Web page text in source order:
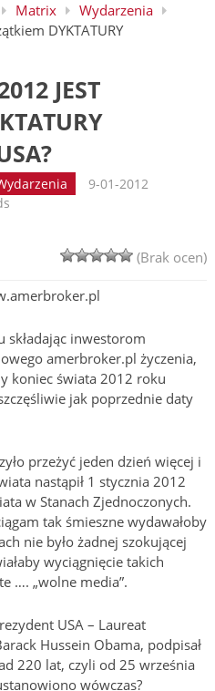
Matrix
Wydarzenia
DYKTATURY
JEST
9-01-2012
(Brak ocen)
składając inwestorom
amerbroker.pl życzenia,
koniec świata 2012 roku
jak poprzednie daty
przeżyć jeden dzień więcej i
nastąpił 1 stycznia 2012
w Stanach Zjednoczonych.
tak śmieszne wydawałoby
nie było żadnej szokującej
wyciągnięcie takich
…. „wolne media”.
USA – Laureat
Hussein Obama, podpisał
220 lat, czyli od 25 września
wówczas?